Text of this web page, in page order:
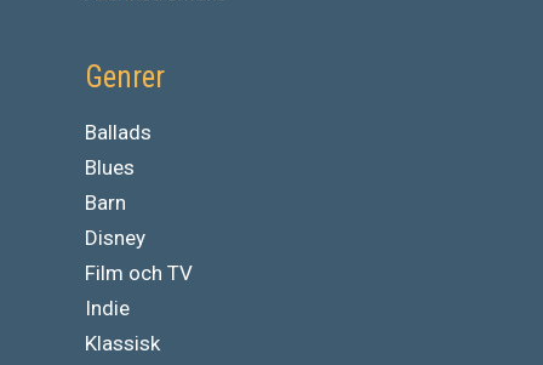
Genrer
Ballads
Blues
Barn
Disney
Film och TV
Indie
Klassisk